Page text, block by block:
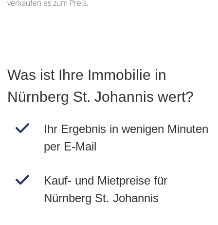
verkaufen es zum Preis.
Was ist Ihre Immobilie in
Nürnberg St. Johannis wert?
Ihr Ergebnis in wenigen Minuten
per E-Mail
Kauf- und Mietpreise für
Nürnberg St. Johannis